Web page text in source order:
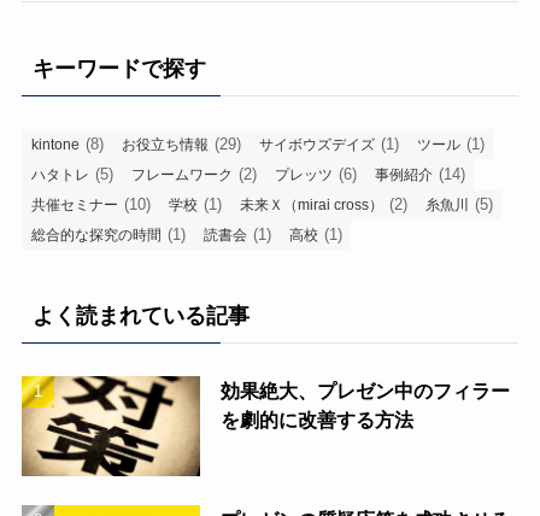
キーワードで探す
kintone (8) お役立ち情報 (29) サイボウズデイズ (1) ツール (1)
ハタトレ (5) フレームワーク (2) プレッツ (6) 事例紹介 (14)
共催セミナー (10) 学校 (1) 未来Ｘ（mirai cross） (2) 糸魚川 (5)
総合的な探究の時間 (1) 読書会 (1) 高校 (1)
よく読まれている記事
効果絶大、プレゼン中のフィラー
を劇的に改善する方法